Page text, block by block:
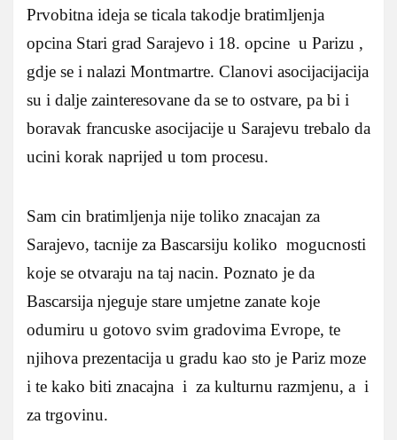
Prvobitna ideja se ticala takodje bratimljenja
opcina Stari grad Sarajevo i 18. opcine u Parizu ,
gdje se i nalazi Montmartre. Clanovi asocijacijacija
su i dalje zainteresovane da se to ostvare, pa bi i
boravak francuske asocijacije u Sarajevu trebalo da
ucini korak naprijed u tom procesu.
Sam cin bratimljenja nije toliko znacajan za
Sarajevo, tacnije za Bascarsiju koliko mogucnosti
koje se otvaraju na taj nacin. Poznato je da
Bascarsija njeguje stare umjetne zanate koje
odumiru u gotovo svim gradovima Evrope, te
njihova prezentacija u gradu kao sto je Pariz moze
i te kako biti znacajna i za kulturnu razmjenu, a i
za trgovinu.